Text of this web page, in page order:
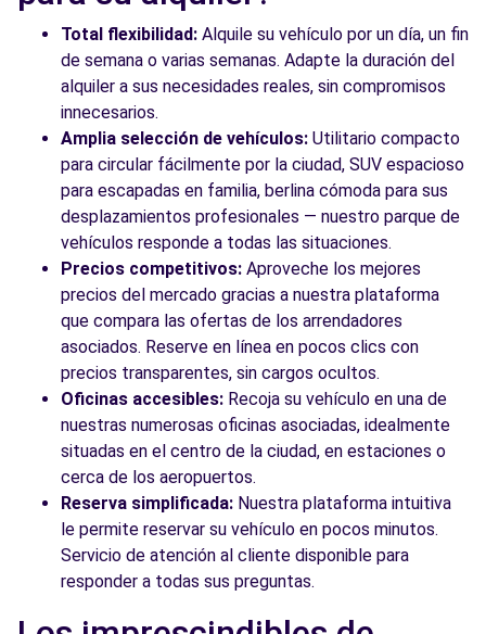
Total flexibilidad: Alquile su vehículo por un día, un fin
de semana o varias semanas. Adapte la duración del
alquiler a sus necesidades reales, sin compromisos
innecesarios.
Amplia selección de vehículos: Utilitario compacto
para circular fácilmente por la ciudad, SUV espacioso
para escapadas en familia, berlina cómoda para sus
desplazamientos profesionales — nuestro parque de
vehículos responde a todas las situaciones.
Precios competitivos: Aproveche los mejores
precios del mercado gracias a nuestra plataforma
que compara las ofertas de los arrendadores
asociados. Reserve en línea en pocos clics con
precios transparentes, sin cargos ocultos.
Oficinas accesibles: Recoja su vehículo en una de
nuestras numerosas oficinas asociadas, idealmente
situadas en el centro de la ciudad, en estaciones o
cerca de los aeropuertos.
Reserva simplificada: Nuestra plataforma intuitiva
le permite reservar su vehículo en pocos minutos.
Servicio de atención al cliente disponible para
responder a todas sus preguntas.